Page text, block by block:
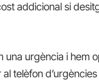
addicional si
una urgència i hem
al telèfon